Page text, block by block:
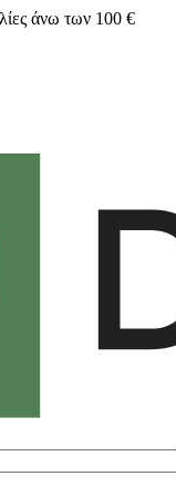
άνω των 100 €